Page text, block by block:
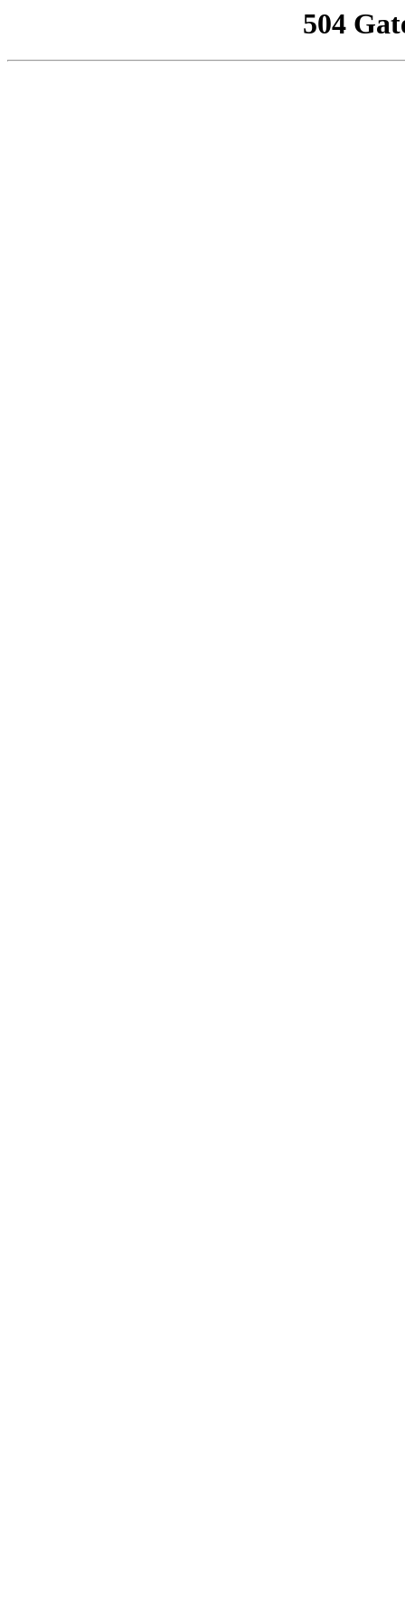
504